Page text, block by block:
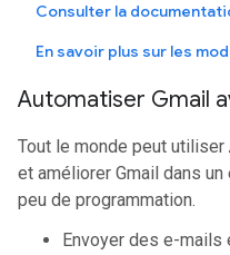
Consulter la
En savoir plus sur les
Automatiser Gmail
Tout le monde peut utiliser
et améliorer Gmail dans
peu de programmation.
Envoyer des e-mails